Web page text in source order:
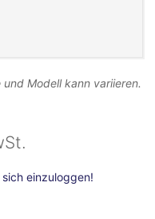
Modell kann variieren.
einzuloggen!